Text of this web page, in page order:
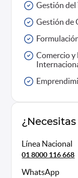
Gestión del
Gestión de
Comercio y
Línea Nacional
01 8000 116 668
WhatsApp